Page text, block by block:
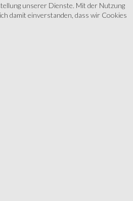
unserer Dienste. Mit der Nutzung
damit einverstanden, dass wir Cookies